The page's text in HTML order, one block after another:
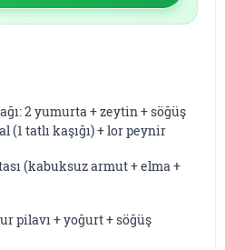
2 yumurta + zeytin + söğüş
(1 tatlı kaşığı) + lor peynir
(kabuksuz armut + elma +
pilavı + yoğurt + söğüş